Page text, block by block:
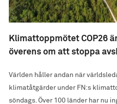
Klimattoppmötet COP26
överens om att stoppa
Världen håller andan när
klimatåtgärder under FN:s
söndags. Över 100 länder har nu